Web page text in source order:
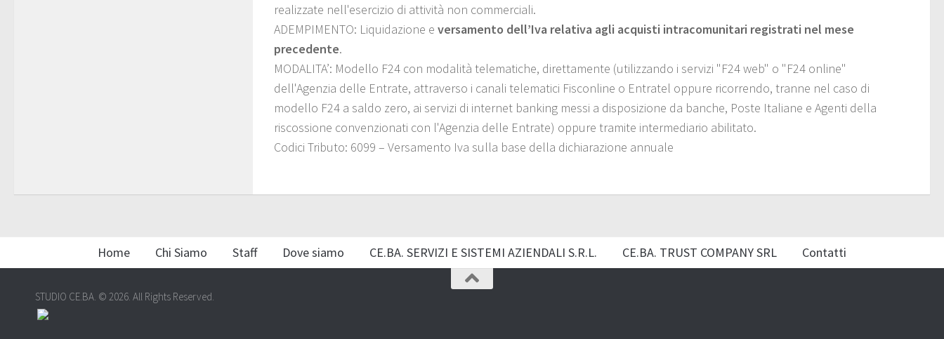
realizzate nell'esercizio di attività non commerciali.
ADEMPIMENTO: Liquidazione e versamento dell’Iva relativa agli acquisti intracomunitari registrati nel mese
precedente.
MODALITA’: Modello F24 con modalità telematiche, direttamente (utilizzando i servizi "F24 web" o "F24 online"
dell'Agenzia delle Entrate, attraverso i canali telematici Fisconline o Entratel oppure ricorrendo, tranne nel caso di
modello F24 a saldo zero, ai servizi di internet banking messi a disposizione da banche, Poste Italiane e Agenti della
riscossione convenzionati con l'Agenzia delle Entrate) oppure tramite intermediario abilitato.
Codici Tributo: 6099 – Versamento Iva sulla base della dichiarazione annuale
Home Chi Siamo Staff Dove siamo CE.BA. SERVIZI E SISTEMI AZIENDALI S.R.L. CE.BA. TRUST COMPANY SRL Contatti
STUDIO CE.BA. © 2026. All Rights Reserved.